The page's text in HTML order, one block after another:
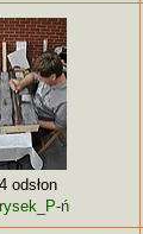
odsłon
ń